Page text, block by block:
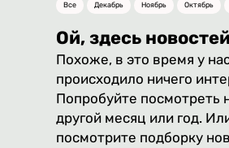
Все Декабрь Ноябрь Октябрь
Ой, здесь
Похоже, в это время у
происходило ничего
Попробуйте посмотреть
другой месяц или год.
посмотрите подборку